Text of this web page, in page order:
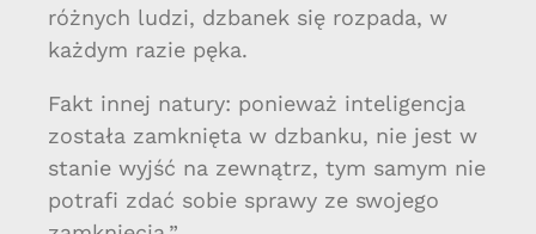
różnych ludzi, dzbanek się rozpada, w
każdym razie pęka.
Fakt innej natury: ponieważ inteligencja
została zamknięta w dzbanku, nie jest w
stanie wyjść na zewnątrz, tym samym nie
potrafi zdać sobie sprawy ze swojego